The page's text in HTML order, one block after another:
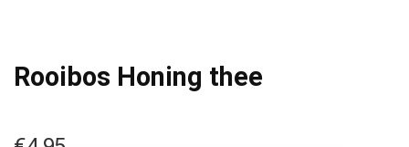
Rooibos Honing thee